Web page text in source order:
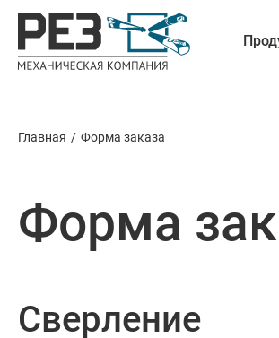
Наша
продукция
Новые разработки
Главная / Форма заказа
Форма
Сверление